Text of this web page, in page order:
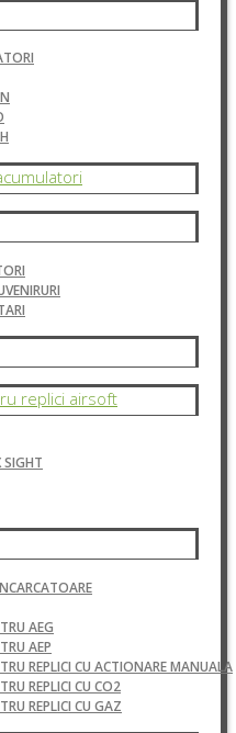
replici airsoft
SIGHT
AEG
AEP
REPLICI CU ACTIONARE MANUALA
REPLICI CU CO2
REPLICI CU GAZ